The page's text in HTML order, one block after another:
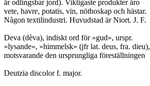
är odlingsbar jord). Viktigaste produkter äro
vete, havre, potatis, vin, nötboskap och hästar.
Någon textilindustri. Huvudstad är Niort. J. F.
Deva (dèva), indiskt ord för »gud», urspr.
»lysande», »himmelsk» (jfr lat. deus, fra. dieu),
motsvarande den ursprungliga föreställningen
Deutzia discolor f. major.